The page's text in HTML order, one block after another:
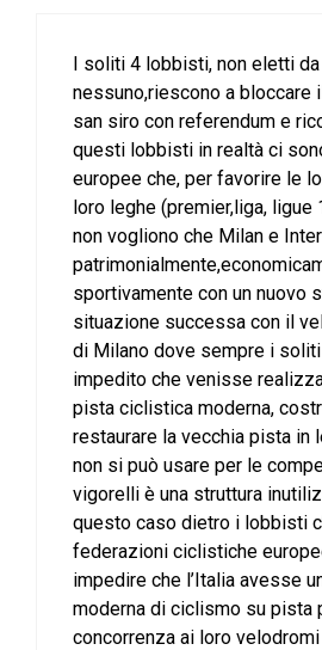
I soliti 4 lobbisti, non eletti da
nessuno,riescono a bloccare
san siro con referendum e
questi lobbisti in realtà ci
europee che, per favorire le
loro leghe (premier,liga, ligue
non vogliono che Milan e
sportivamente con un nuovo
situazione successa con il
di Milano dove sempre i
impedito che venisse
pista ciclistica moderna,
restaurare la vecchia pista in
non si può usare per le
vigorelli è una struttura
questo caso dietro i lobbisti
federazioni ciclistiche
impedire che l’Italia avesse
moderna di ciclismo su pista
concorrenza ai loro